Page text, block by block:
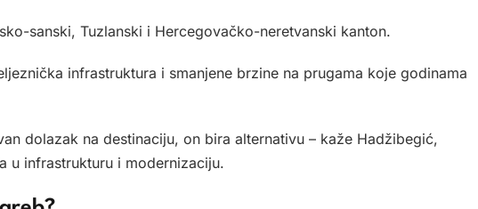
sanski, Tuzlanski i Hercegovačko-neretvanski kanton.
infrastruktura i smanjene brzine na prugama koje godinama
dolazak na destinaciju, on bira alternativu – kaže Hadžibegić,
u infrastrukturu i modernizaciju.